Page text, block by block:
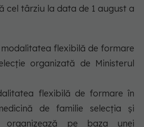
cel târziu la data de 1 august a
flexibilă de formare
organizată de Ministerul
flexibilă de formare în
de familie selecția și
organizează pe baza unei